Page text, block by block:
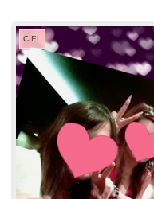
CIEL